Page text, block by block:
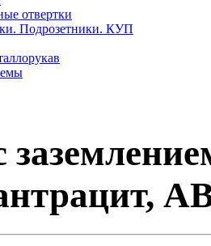
отвертки
Подрозетники. КУП